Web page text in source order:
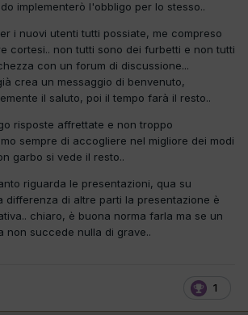
implementerò l'obbligo per lo stesso..
i nuovi utenti tutti possiate, me compreso
cortesi.. non tutti sono dei furbetti e non tutti
con un forum di discussione...
crea un messaggio di benvenuto,
il saluto, poi il tempo farà il resto..
risposte affrettate e non troppo
sempre di accogliere nel migliore dei modi
garbo si vede il resto..
riguarda le presentazioni, qua su
differenza di altre parti la presentazione è
chiaro, è buona norma farla ma se un
non succede nulla di grave..
1